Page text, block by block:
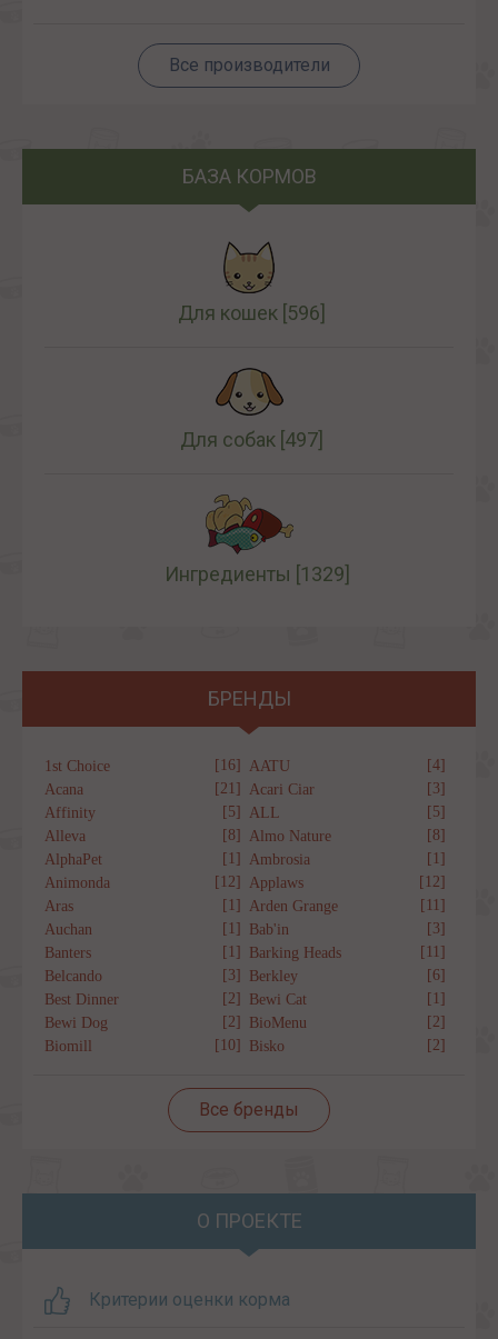
Все производители
БАЗА КОРМОВ
Для кошек [596]
Для собак [497]
Ингредиенты [1329]
БРЕНДЫ
1st Choice [16] AATU
[4]
Acana
[21] Acari Ciar
[3]
Affinity
[5] ALL
[5]
Alleva
[8] Almo Nature
[8]
AlphaPet
[1] Ambrosia
[1]
Animonda
[12] Applaws
[12]
Aras
[1] Arden Grange
[11]
Auchan
[1] Bab'in
[3]
Banters
[1] Barking Heads
[11]
Belcando
[3] Berkley
[6]
Best Dinner
[2] Bewi Cat
[1]
Bewi Dog
[2] BioMenu
[2]
Biomill
[10] Bisko [2]
Все бренды
О ПРОЕКТЕ
Критерии оценки корма